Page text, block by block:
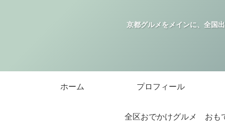
京都グルメをメインに、全国
ホーム プロフィール
全区おでかけグルメ